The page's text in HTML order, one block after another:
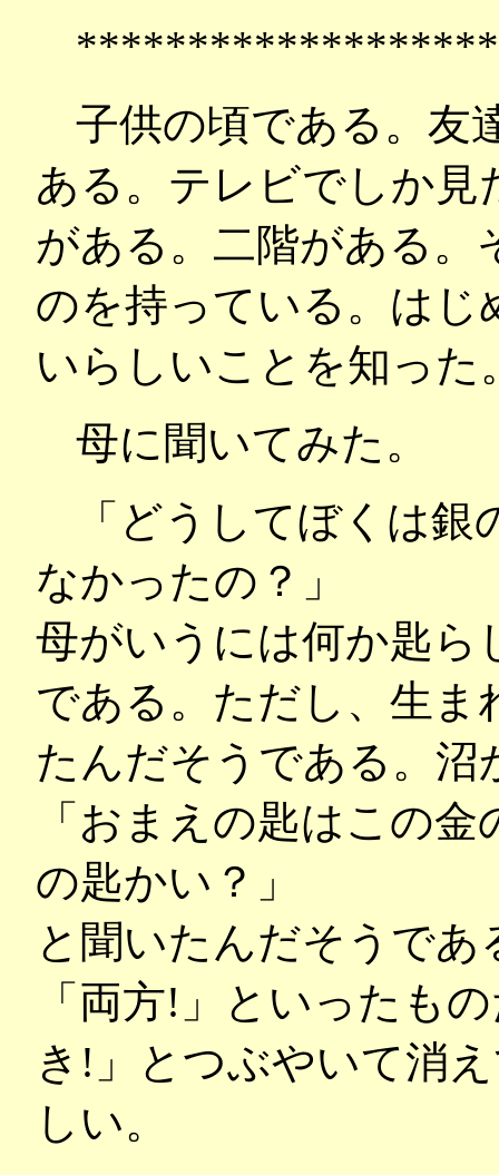
子供の頃である。友
ある。テレビでしか
がある。二階がある。
のを持っている。はじ
いらしいことを知った
母に聞いてみた。
「どうしてぼくは銀
なかったの？」
母がいうには何か匙ら
である。ただし、生
たんだそうである。
「おまえの匙はこの
の匙かい？」
と聞いたんだそうで
「両方!」といったも
き!」とつぶやいて消
しい。